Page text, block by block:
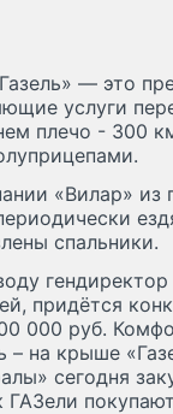
— это
услуги
плечо - 300
«‎Вилар»
спальники.
придётся
000 руб.
– на крыше
сегодня